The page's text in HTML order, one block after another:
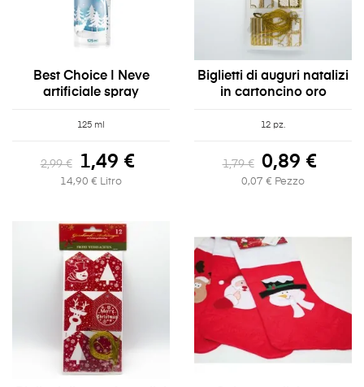
Best Choice | Neve
artificiale spray
125 ml
2,99 € 1,49 €
14,90 € Litro
Biglietti di auguri natalizi
in cartoncino oro
12 pz.
1,79 € 0,89 €
0,07 € Pezzo